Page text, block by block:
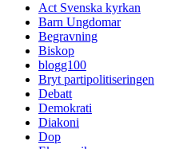
Act Svenska kyrkan
Barn Ungdomar
Begravning
Biskop
blogg100
Bryt partipolitiseringen
Debatt
Demokrati
Diakoni
Dop